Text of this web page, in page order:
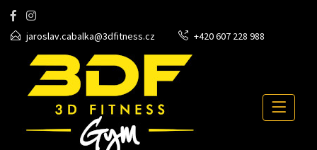
jaroslav.cabalka@3dfitness.cz +420 607 228 988